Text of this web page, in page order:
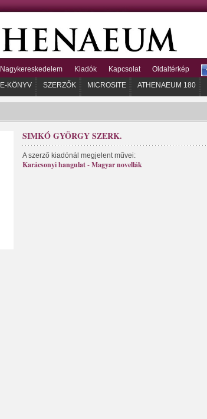
Nagykereskedelem Kiadók Kapcsolat
Oldaltérkép
E-KÖNYV SZERZŐK MICROSITE ATHENAEUM 180
SIMKÓ GYÖRGY SZERK.
A szerző kiadónál megjelent művei:
Karácsonyi hangulat - Magyar novellák